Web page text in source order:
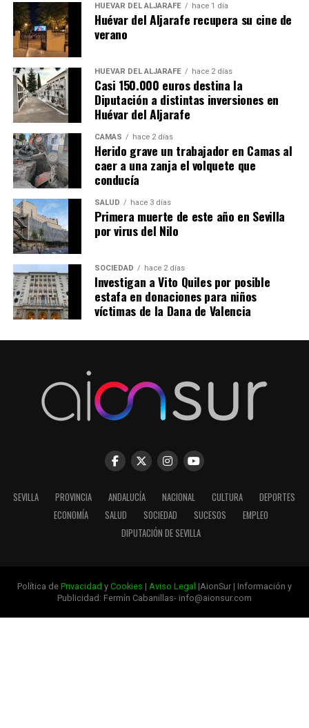
HUÉVAR DEL ALJARAFE hace 1 día
Huévar del Aljarafe recupera su cine de
verano
HUÉVAR DEL ALJARAFE hace 2 días
Casi 150.000 euros destina la
Diputación a distintas inversiones en
Huévar del Aljarafe
CAMAS hace 2 días
Herido grave un trabajador en Camas al
caer a una zanja el volquete que
conducía
SALUD hace 3 días
Primera muerte de este año en Sevilla
por virus del Nilo
SOCIEDAD hace 2 días
Investigan a Vito Quiles por posible
estafa en donaciones para niños
víctimas de la Dana de Valencia
SEVILLA PROVINCIA ANDALUCÍA NACIONAL CULTURA
DEPORTES
ECONOMÍA
SALUD SOCIEDAD SUCESOS
EMPLEO
DIPUTACIÓN DE SEVILLA
Política de Privacidad y Cookies | Aviso Legal |AionSur | Información y
Publicidad: Fermín Cabanillas- info@aionsur.com